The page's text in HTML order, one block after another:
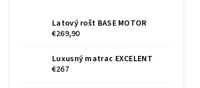
Latový rošt BASE MOTOR
€269,90
Luxusný matrac EXCELENT
€267